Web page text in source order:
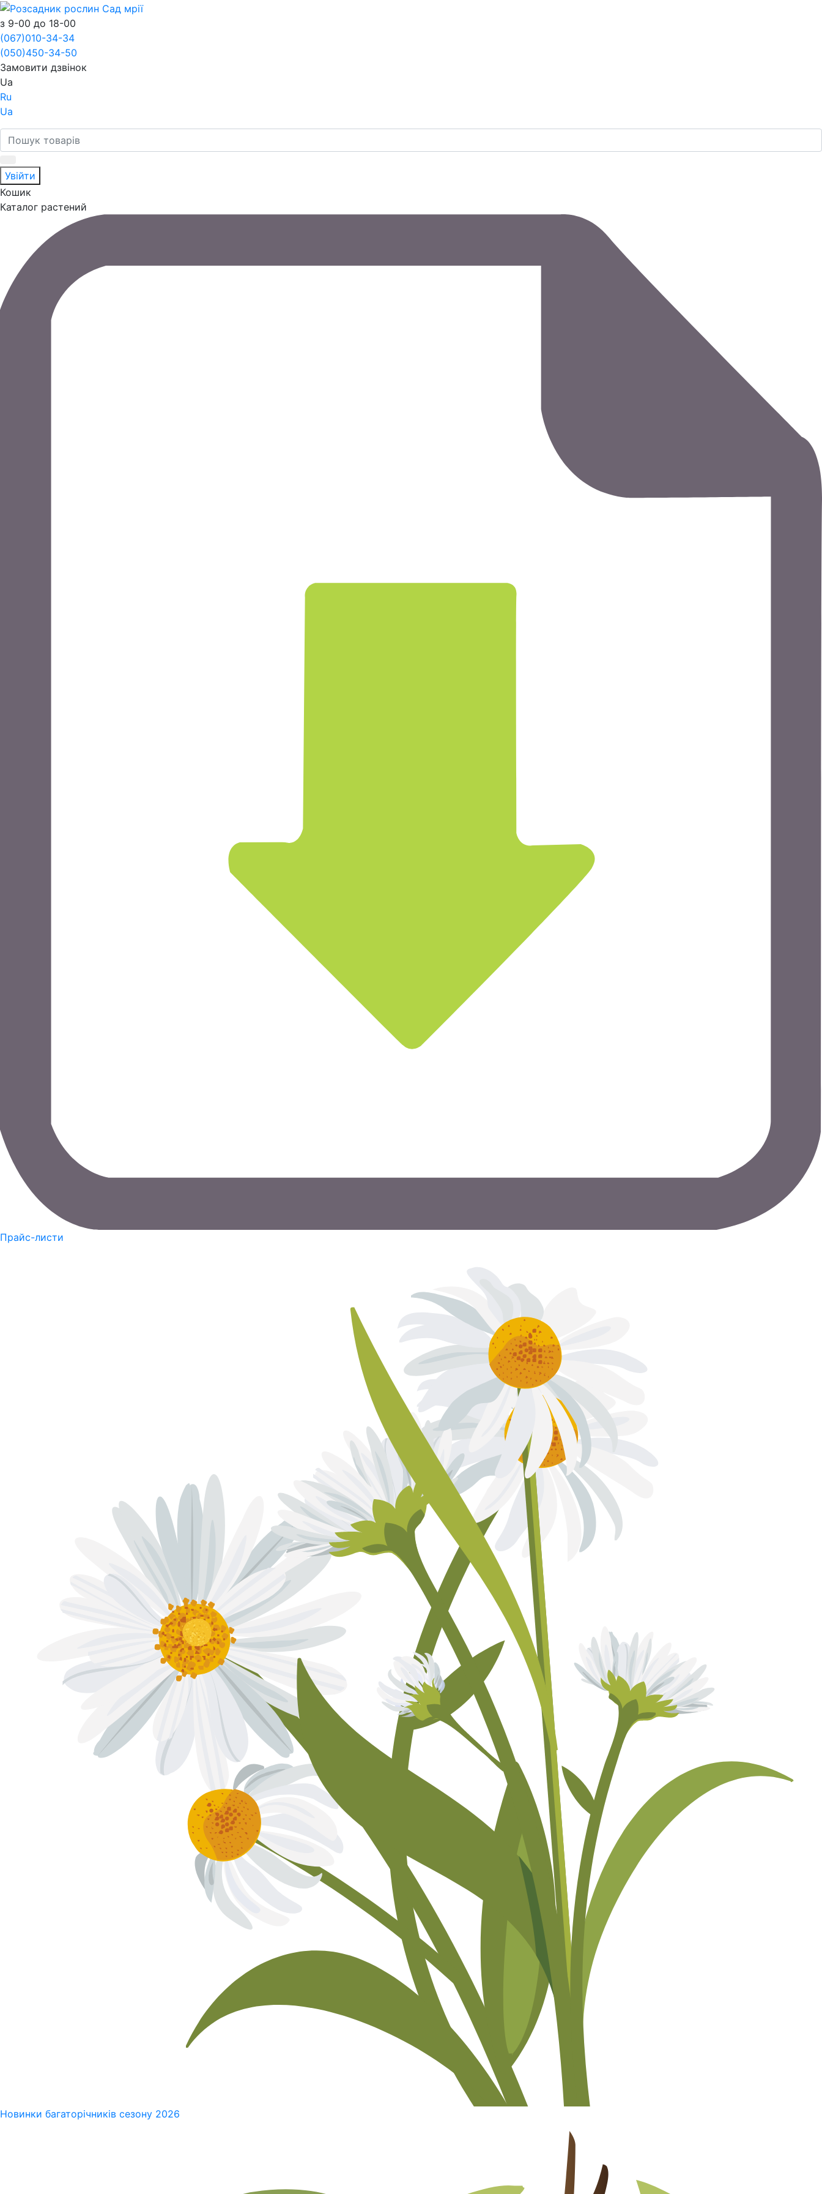
з 9-00 до 18-00
(067)010-34-34
(050)450-34-50
Замовити дзвінок
Ua
Ru
Ua
Увійти
Кошик
Каталог растений
Прайс-листи
Новинки багаторічників сезону 2026